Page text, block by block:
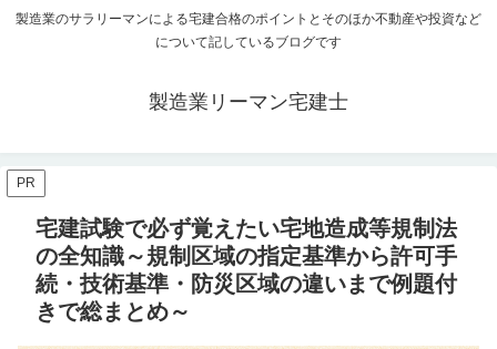
製造業のサラリーマンによる宅建合格のポイントとそのほか不動産や投資など
について記しているブログです
製造業リーマン宅建士
PR
宅建試験で必ず覚えたい宅地造成等規制法
の全知識～規制区域の指定基準から許可手
続・技術基準・防災区域の違いまで例題付
きで総まとめ～